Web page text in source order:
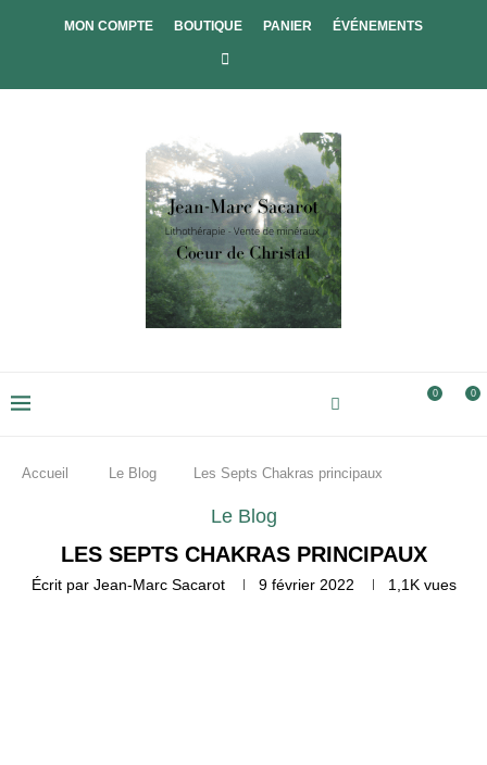
MON COMPTE BOUTIQUE PANIER ÉVÉNEMENTS
0 0
Accueil Le Blog Les Septs Chakras principaux
Le Blog
LES SEPTS CHAKRAS PRINCIPAUX
Écrit par Jean-Marc Sacarot 9 février 2022 1,1Kvues